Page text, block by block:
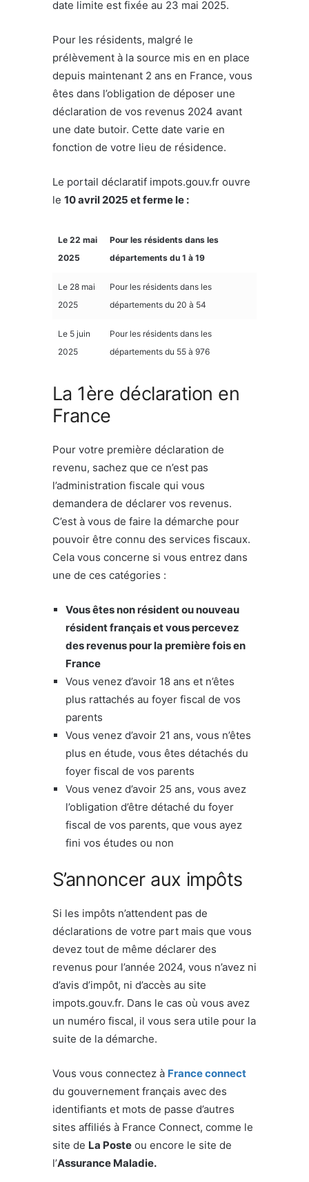
date limite est fixée au 23 mai 2025.
Pour les résidents, malgré le
prélèvement à la source mis en en place
depuis maintenant 2 ans en France, vous
êtes dans l’obligation de déposer une
déclaration de vos revenus 2024 avant
une date butoir. Cette date varie en
fonction de votre lieu de résidence.
Le portail déclaratif impots.gouv.fr ouvre
le 10 avril 2025 et ferme le :
Le 22 mai
2025
Pour les résidents dans les
départements du 1 à 19
Le 28 mai
2025
Pour les résidents dans les
départements du 20 à 54
Le 5 juin
2025
Pour les résidents dans les
départements du 55 à 976
La 1ère déclaration en
France
Pour votre première déclaration de
revenu, sachez que ce n’est pas
l’administration fiscale qui vous
demandera de déclarer vos revenus.
C’est à vous de faire la démarche pour
pouvoir être connu des services fiscaux.
Cela vous concerne si vous entrez dans
une de ces catégories :
Vous êtes non résident ou nouveau
résident français et vous percevez
des revenus pour la première fois en
France
Vous venez d’avoir 18 ans et n’êtes
plus rattachés au foyer fiscal de vos
parents
Vous venez d’avoir 21 ans, vous n’êtes
plus en étude, vous êtes détachés du
foyer fiscal de vos parents
Vous venez d’avoir 25 ans, vous avez
l’obligation d’être détaché du foyer
fiscal de vos parents, que vous ayez
fini vos études ou non
S’annoncer aux impôts
Si les impôts n’attendent pas de
déclarations de votre part mais que vous
devez tout de même déclarer des
revenus pour l’année 2024, vous n’avez ni
d’avis d’impôt, ni d’accès au site
impots.gouv.fr. Dans le cas où vous avez
un numéro fiscal, il vous sera utile pour la
suite de la démarche.
Vous vous connectez à France connect
du gouvernement français avec des
identifiants et mots de passe d’autres
sites affiliés à France Connect, comme le
site de La Poste ou encore le site de
l’Assurance Maladie.